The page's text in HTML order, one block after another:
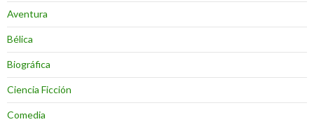
Aventura
Bélica
Biográfica
Ciencia Ficción
Comedia